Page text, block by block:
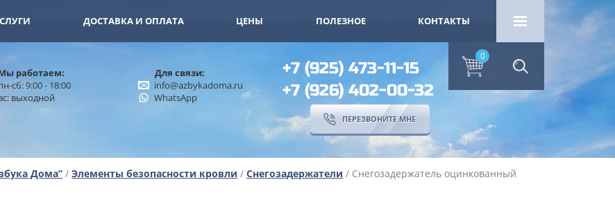
ДОСТАВКА И ОПЛАТА ЦЕНЫ ПОЛЕЗНОЕ КОНТАКТЫ
0
работаем:
сб: 9:00 - 18:00
выходной
Для связи:
info@azbykadoma.ru
WhatsApp
+7 (925) 473-11-15
+7 (926) 402-00-32
ПЕРЕЗВОНИТЕ МНЕ
Дома” / Элементы безопасности кровли / Снегозадержатели / Снегозадержатель оцинкованный